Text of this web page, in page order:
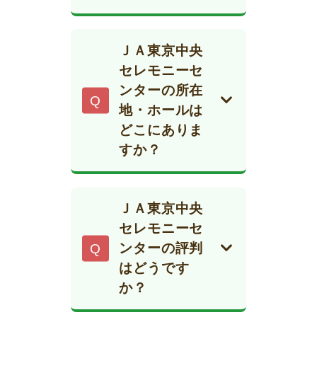
す。過度な営業が
なく、事前相談や
見積もりも無料で
行えるため、初め
ての方でも利用し
やすい葬儀社とし
み、思い出の品な
どを丁寧に供養す
る機会として、多
くの方に利用され
ています。
この供養祭は年に
一度に限らず、店
舗によって開催時
期が異なるため、
事前に公式サイト
や電話での確認を
おすすめします。
地域に根ざした温
モニーセンターで
は、ペット専用の
葬儀・火葬サービ
ス「
ペットの天
国」を運営してお
り、大切なご家族
手伝いしていま
す。
東京都世田谷区に
ある専用火葬場に
て、個別火葬・合
同火葬・訪問火葬
ＪＡ東京中央
セレモニーセ
ンターの所在
地・ホールは
どこにありま
すか？
は、世田谷区北烏
山3‑5‑6の「ＪＡ
ラビス烏山店」に
あります。エンデ
ィングルームや安
ＪＡ東京中央
セレモニーセ
ンターの評判
はどうです
か？